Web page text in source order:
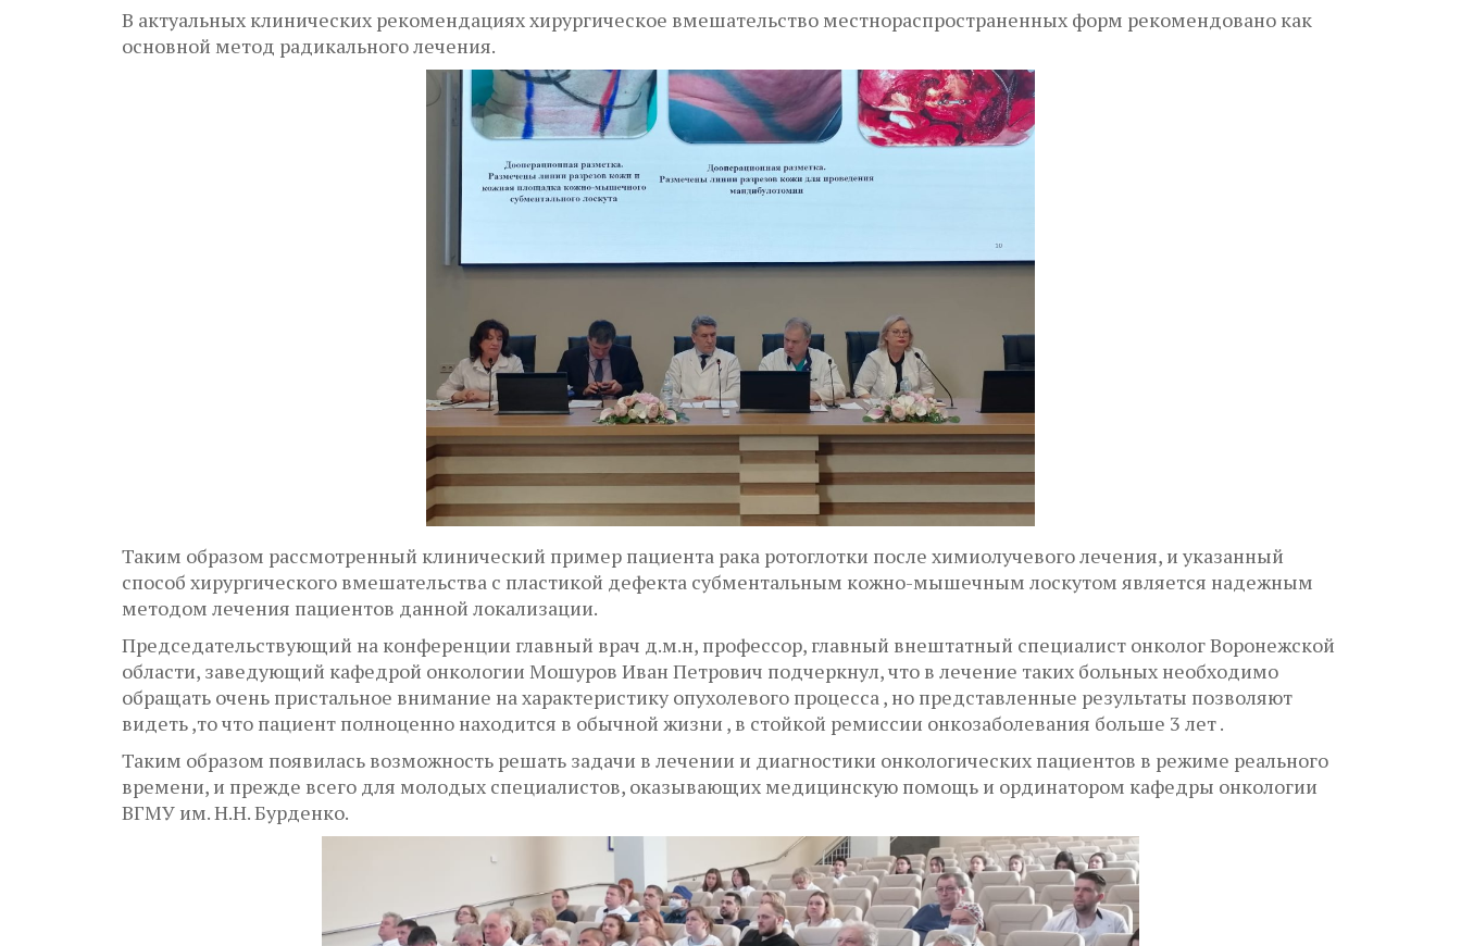
В актуальных клинических рекомендациях хирургическое вмешательство местнораспространенных форм рекомендовано как
основной метод радикального лечения.
Таким образом рассмотренный клинический пример пациента рака ротоглотки после химиолучевого лечения, и указанный
способ хирургического вмешательства с пластикой дефекта субментальным кожно-мышечным лоскутом является надежным
методом лечения пациентов данной локализации.
Председательствующий на конференции главный врач д.м.н, профессор, главный внештатный специалист онколог Воронежской
области, заведующий кафедрой онкологии Мошуров Иван Петрович подчеркнул, что в лечение таких больных необходимо
обращать очень пристальное внимание на характеристику опухолевого процесса , но представленные результаты позволяют
видеть ,то что пациент полноценно находится в обычной жизни , в стойкой ремиссии онкозаболевания больше 3 лет .
Таким образом появилась возможность решать задачи в лечении и диагностики онкологических пациентов в режиме реального
времени, и прежде всего для молодых специалистов, оказывающих медицинскую помощь и ординатором кафедры онкологии
ВГМУ им. Н.Н. Бурденко.